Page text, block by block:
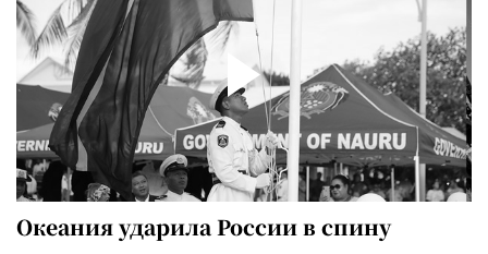
Океания ударила России в спину